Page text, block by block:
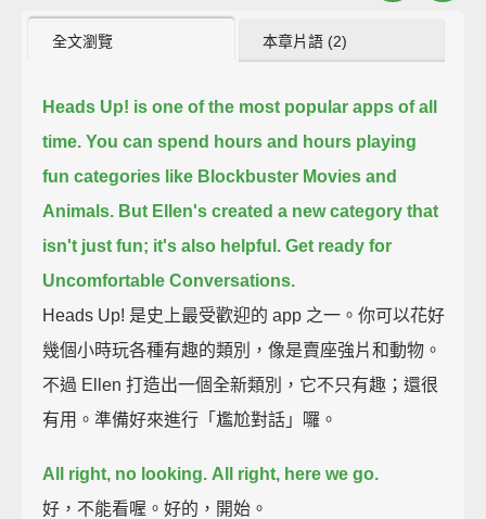
全文瀏覽 本章片語 (2)
Heads Up! is one of the most popular apps of all
time. You can spend hours and hours playing
fun categories like Blockbuster Movies and
Animals. But Ellen's created a new category that
isn't just fun; it's also helpful. Get ready for
Uncomfortable Conversations.
Heads Up! 是史上最受歡迎的 app 之一。你可以花好
幾個小時玩各種有趣的類別，像是賣座強片和動物。
不過 Ellen 打造出一個全新類別，它不只有趣；還很
有用。準備好來進行「尷尬對話」囉。
All right, no looking. All right, here we go.
好，不能看喔。好的，開始。